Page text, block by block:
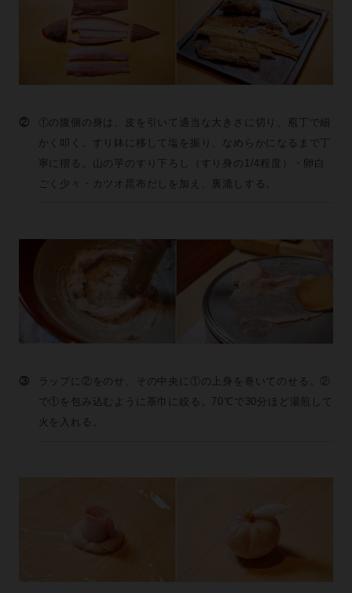
②
①の腹側の身は、皮を引いて適当な大きさに切り、庖丁で細
かく叩く。すり鉢に移して塩を振り、なめらかになるまで丁
寧に摺る。山の芋のすり下ろし（すり身の1/4程度）・卵白
ごく少々・カツオ昆布だしを加え、裏漉しする。
③
ラップに②をのせ、その中央に①の上身を巻いてのせる。②
で①を包み込むように茶巾に絞る。70℃で30分ほど湯煎して
火を入れる。